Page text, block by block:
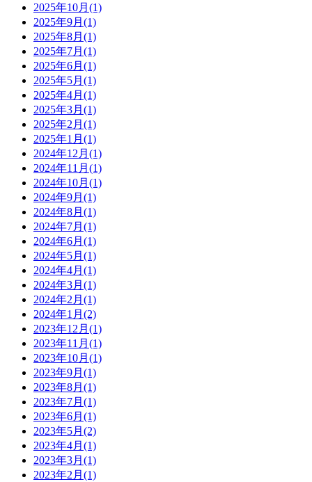
2025年10月(1)
2025年9月(1)
2025年8月(1)
2025年7月(1)
2025年6月(1)
2025年5月(1)
2025年4月(1)
2025年3月(1)
2025年2月(1)
2025年1月(1)
2024年12月(1)
2024年11月(1)
2024年10月(1)
2024年9月(1)
2024年8月(1)
2024年7月(1)
2024年6月(1)
2024年5月(1)
2024年4月(1)
2024年3月(1)
2024年2月(1)
2024年1月(2)
2023年12月(1)
2023年11月(1)
2023年10月(1)
2023年9月(1)
2023年8月(1)
2023年7月(1)
2023年6月(1)
2023年5月(2)
2023年4月(1)
2023年3月(1)
2023年2月(1)